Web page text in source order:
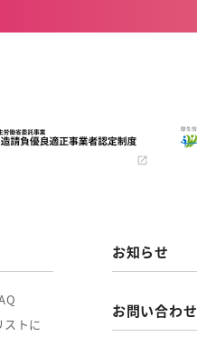
トに
お知らせ
お問い合わせ